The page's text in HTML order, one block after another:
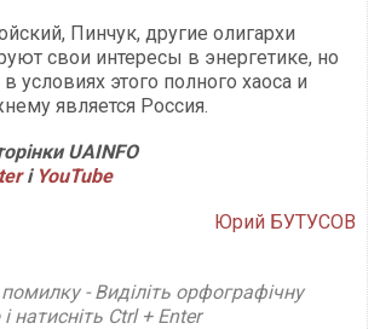
Пинчук, другие олигархи
свои интересы в энергетике, но
условиях этого полного хаоса и
является Россия.
UAINFO
і YouTube
Юрий БУТУСОВ
- Виділіть орфографічну
Ctrl + Enter